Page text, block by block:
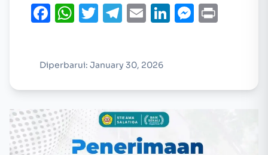
Facebook
WhatsApp
Twitter
Telegram
EmailLinkedIn
Diperbarui: January 30, 2026